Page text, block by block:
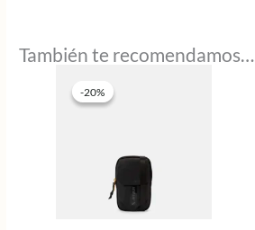
También te recomendamos…
-20%
-20%